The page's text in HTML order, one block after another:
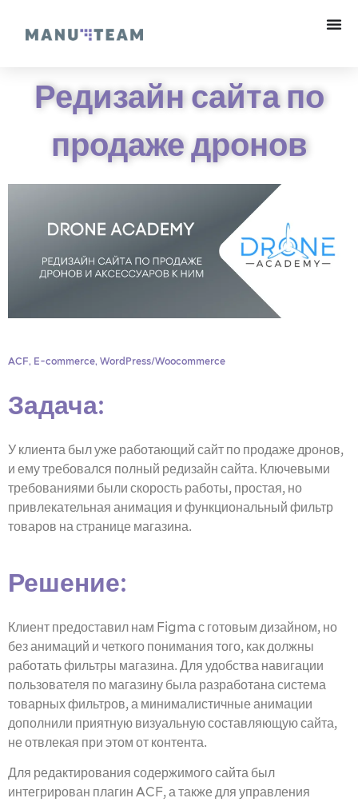
Редизайн сайта по
продаже дронов
ACF, E-commerce, WordPress/Woocommerce
Задача:
У клиента был уже работающий сайт по продаже дронов,
и ему требовался полный редизайн сайта. Ключевыми
требованиями были скорость работы, простая, но
привлекательная анимация и функциональный фильтр
товаров на странице магазина.
Решение:
Клиент предоставил нам Figma с готовым дизайном, но
без анимаций и четкого понимания того, как должны
работать фильтры магазина. Для удобства навигации
пользователя по магазину была разработана система
товарных фильтров, а минималистичные анимации
дополнили приятную визуальную составляющую сайта,
не отвлекая при этом от контента.
Для редактирования содержимого сайта был
интегрирован плагин ACF, а также для управления